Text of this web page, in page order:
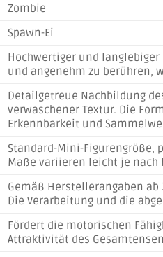
Zombie
Spawn-Ei
Hochwertiger und
und angenehm zu berühren,
Detailgetreue Nachbildung
verwaschener Textur. Die
Erkennbarkeit und
Standard-Mini-Figurengröße,
Maße variieren leicht je nach
Gemäß Herstellerangaben
Die Verarbeitung und die
Fördert die motorischen
Attraktivität des